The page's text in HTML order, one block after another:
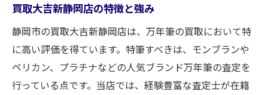
買取大吉新静岡店の特徴と強み
静岡市の買取大吉新静岡店は、万年筆の買取において特
に高い評価を得ています。特筆すべきは、モンブランや
ペリカン、プラチナなどの人気ブランド万年筆の査定を
行っている点です。当店では、経験豊富な査定士が在籍